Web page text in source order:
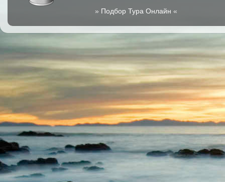
» Подбор Тура Онлайн «